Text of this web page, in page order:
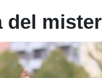
del mister